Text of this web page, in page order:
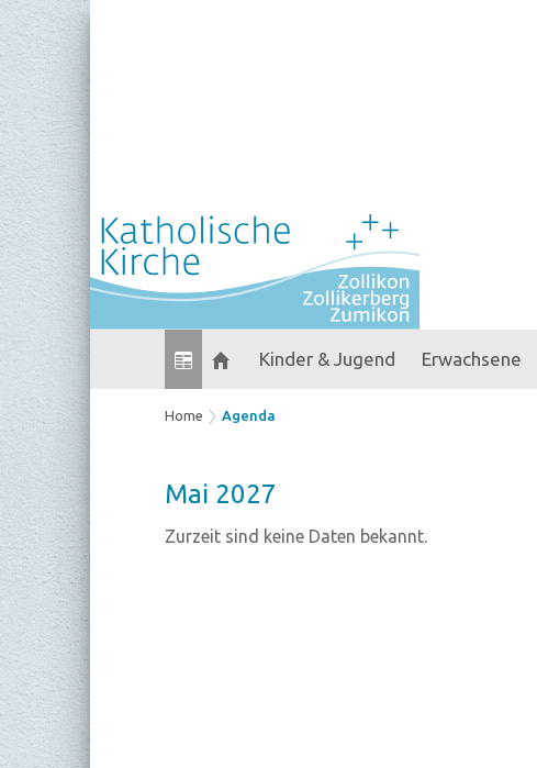
Kinder & Jugend Erwachsene
Home Agenda
Mai 2027
Zurzeit sind keine Daten bekannt.